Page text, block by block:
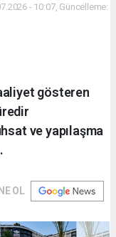
- 10:07, Güncelleme:
gösteren
ve yapılaşma
OL